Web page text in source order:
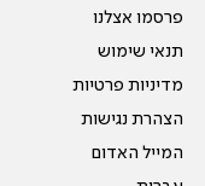
פרסמו אצלנו
תנאי שימוש
מדיניות פרטיות
הצהרת נגישות
המייל האדום